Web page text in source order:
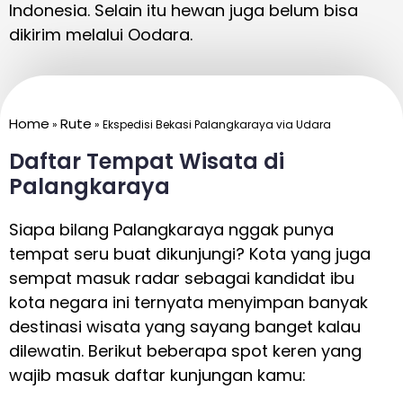
Indonesia. Selain itu hewan juga belum bisa
dikirim melalui Oodara.
Home » Rute » Ekspedisi Bekasi Palangkaraya via Udara
Daftar Tempat Wisata di
Palangkaraya
Siapa bilang Palangkaraya nggak punya
tempat seru buat dikunjungi? Kota yang juga
sempat masuk radar sebagai kandidat ibu
kota negara ini ternyata menyimpan banyak
destinasi wisata yang sayang banget kalau
dilewatin. Berikut beberapa spot keren yang
wajib masuk daftar kunjungan kamu: